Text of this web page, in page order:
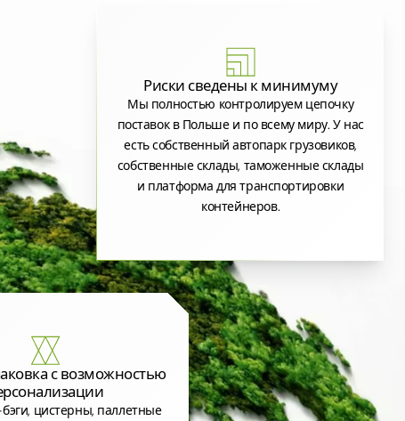
Риски сведены к минимуму
Мы полностью контролируем цепочку
поставок в Польше и по всему миру. У нас
есть собственный автопарк грузовиков,
собственные склады, таможенные склады
и платформа для транспортировки
контейнеров.
с возможностью
цистерны, паллетные